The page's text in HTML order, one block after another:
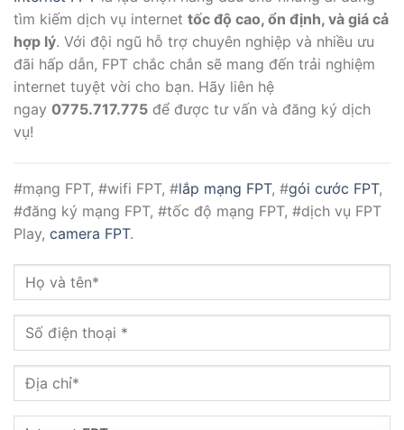
tìm kiếm dịch vụ internet tốc độ cao, ổn định, và giá cả
hợp lý. Với đội ngũ hỗ trợ chuyên nghiệp và nhiều ưu
đãi hấp dẫn, FPT chắc chắn sẽ mang đến trải nghiệm
internet tuyệt vời cho bạn. Hãy liên hệ
ngay 0775.717.775 để được tư vấn và đăng ký dịch
vụ!
#mạng FPT, #wifi FPT, #lắp mạng FPT, #gói cước FPT,
#đăng ký mạng FPT, #tốc độ mạng FPT, #dịch vụ FPT
Play, camera FPT.